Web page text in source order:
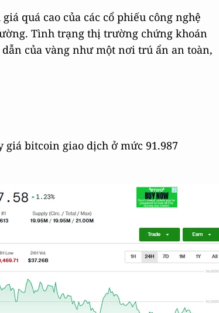
quá cao của các cổ phiếu công nghệ
Tình trạng thị trường chứng khoán
của vàng như một nơi trú ẩn an toàn,
bitcoin giao dịch ở mức 91.987